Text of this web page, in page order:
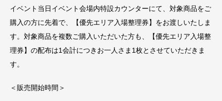
イベント当日イベント会場内特設カウンターにて、対象商品をご
購入の方に先着で、【優先エリア入場整理券】をお渡しいたしま
す。対象商品を複数ご購入いただいた方も、【優先エリア入場整
理券】の配布は1会計につきお一人さま1枚とさせていただきま
す。
＜販売開始時間＞